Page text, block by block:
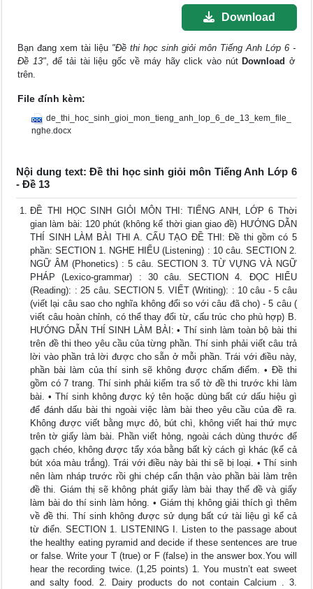
Download
Bạn đang xem tài liệu "Đề thi học sinh giỏi môn Tiếng Anh Lớp 6 -
Đề 13", để tải tài liệu gốc về máy hãy click vào nút Download ở
trên.
File đính kèm:
de_thi_hoc_sinh_gioi_mon_tieng_anh_lop_6_de_13_kem_file_
nghe.docx
Nội dung text: Đề thi học sinh giỏi môn Tiếng Anh Lớp 6
- Đề 13
ĐỀ THI HỌC SINH GIỎI MÔN THI: TIẾNG ANH, LỚP 6 Thời
gian làm bài: 120 phút (không kể thời gian giao đề) HƯỚNG DẪN
THÍ SINH LÀM BÀI THI A. CẤU TẠO ĐỀ THI: Đề thi gồm có 5
phần: SECTION 1. NGHE HIỂU (Listening) : 10 câu. SECTION 2.
NGỮ ÂM (Phonetics) : 5 câu. SECTION 3. TỪ VỰNG VÀ NGỮ
PHÁP (Lexico-grammar) : 30 câu. SECTION 4. ĐỌC HIỂU
(Reading): : 25 câu. SECTION 5. VIẾT (Writing): : 10 câu - 5 câu
(viết lại câu sao cho nghĩa không đổi so với câu đã cho) - 5 câu (
viết câu hoàn chỉnh, có thể thay đổi từ, cấu trúc cho phù hợp) B.
HƯỚNG DẪN THÍ SINH LÀM BÀI: • Thí sinh làm toàn bộ bài thi
trên đề thi theo yêu cầu của từng phần. Thí sinh phải viết câu trả
lời vào phần trả lời được cho sẵn ở mỗi phần. Trái với điều này,
phần bài làm của thí sinh sẽ không được chấm điểm. • Đề thi
gồm có 7 trang. Thí sinh phải kiểm tra số tờ đề thi trước khi làm
bài. • Thí sinh không được ký tên hoặc dùng bất cứ dấu hiệu gì
để đánh dấu bài thi ngoài việc làm bài theo yêu cầu của đề ra.
Không được viết bằng mực đỏ, bút chì, không viết hai thứ mực
trên tờ giấy làm bài. Phần viết hỏng, ngoài cách dùng thước để
gạch chéo, không được tẩy xóa bằng bất kỳ cách gì khác (kể cả
bút xóa màu trắng). Trái với điều này bài thi sẽ bị loại. • Thí sinh
nên làm nháp trước rồi ghi chép cẩn thận vào phần bài làm trên
đề thi. Giám thị sẽ không phát giấy làm bài thay thế đề và giấy
làm bài do thí sinh làm hỏng. • Giám thị không giải thích gì thêm
về đề thi. Thí sinh không được sử dụng bất cứ tài liệu gì kể cả
từ điển. SECTION 1. LISTENING I. Listen to the passage about
the healthy eating pyramid and decide if these sentences are true
or false. Write your T (true) or F (false) in the answer box.You will
hear the recording twice. (1,25 points) 1. You mustn’t eat sweet
and salty food. 2. Dairy products do not contain Calcium . 3.